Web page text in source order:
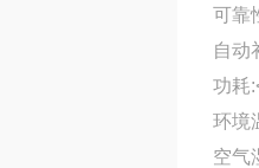
可靠
自动
功耗
环境
空气